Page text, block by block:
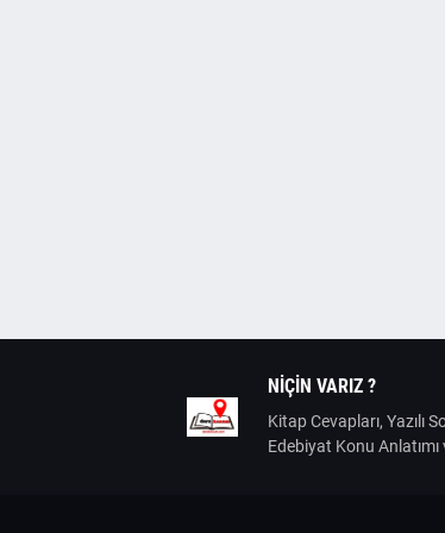
NIÇIN VARIZ ?
Kitap Cevapları, Yazılı
Edebiyat Konu Anlatımı